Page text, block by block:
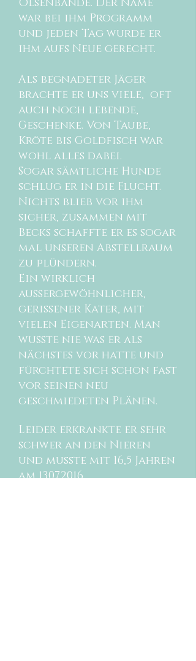
Olsenbande. Der Name
war bei ihm Programm
und jeden Tag wurde er
ihm aufs Neue gerecht.
Als begnadeter Jäger
brachte er uns viele, oft
auch noch lebende,
Geschenke. Von Taube,
Kröte bis Goldfisch war
wohl alles dabei.
Sogar sämtliche Hunde
schlug er in die Flucht.
Nichts blieb vor ihm
sicher, zusammen mit
Becks schaffte er es sogar
mal unseren Abstellraum
zu plündern.
Ein wirklich
außergewöhnlicher,
gerissener Kater, mit
vielen Eigenarten. Man
wusste nie was er als
nächstes vor hatte und
fürchtete sich schon fast
vor seinen neu
geschmiedeten Plänen.
Leider erkrankte er sehr
schwer an den Nieren
und musste mit 16,5 Jahren
am13.07.2016